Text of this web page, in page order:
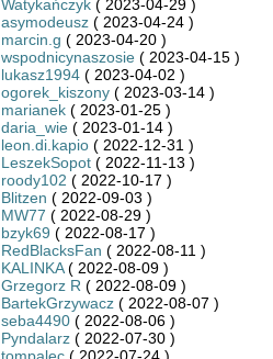
Watykańczyk( 2023-04-29 )
asymodeusz( 2023-04-24 )
marcin.g ( 2023-04-20 )
wspodnicynaszosie( 2023-04-15 )
lukasz1994( 2023-04-02 )
ogorek_kiszony( 2023-03-14 )
marianek( 2023-01-25 )
daria_wie( 2023-01-14 )
leon.di.kapio( 2022-12-31 )
LeszekSopot( 2022-11-13 )
roody102 ( 2022-10-17 )
Blitzen ( 2022-09-03 )
MW77 ( 2022-08-29 )
bzyk69 ( 2022-08-17 )
RedBlacksFan ( 2022-08-11 )
KALINKA( 2022-08-09 )
Grzegorz R ( 2022-08-09 )
BartekGrzywacz( 2022-08-07 )
seba4490( 2022-08-06 )
Pyndalarz( 2022-07-30 )
tompalec( 2022-07-24 )